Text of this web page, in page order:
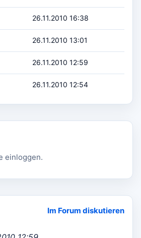
26.11.2010 16:38
26.11.2010 13:01
26.11.2010 12:59
26.11.2010 12:54
einloggen.
Im Forum diskutieren